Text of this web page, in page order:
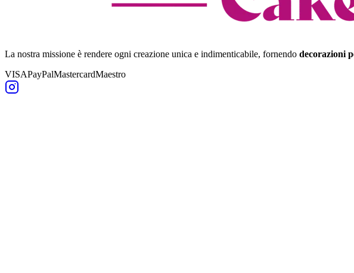
La nostra missione è rendere ogni creazione unica e indimenticabile, fornendo decorazioni
VISAPayPalMastercardMaestro